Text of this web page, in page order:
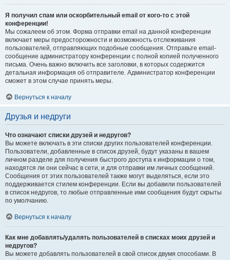
Я получил спам или оскорбительный email от кого-то с этой
конференции!
Мы сожалеем об этом. Форма отправки email на данной конференции
включает меры предосторожности и возможность отслеживания
пользователей, отправляющих подобные сообщения. Отправьте email-
сообщение администратору конференции с полной копией полученного
письма. Очень важно включить все заголовки, в которых содержится
детальная информация об отправителе. Администратор конференции
сможет в этом случае принять меры.
Вернуться к началу
Друзья и недруги
Что означают списки друзей и недругов?
Вы можете включать в эти списки других пользователей конференции.
Пользователи, добавленные в список друзей, будут указаны в вашем
личном разделе для получения быстрого доступа к информации о том,
находятся ли они сейчас в сети, и для отправки им личных сообщений.
Сообщения от этих пользователей также могут выделяться, если это
поддерживается стилем конференции. Если вы добавили пользователей
в список недругов, то любые отправленные ими сообщения будут скрыты
по умолчанию.
Вернуться к началу
Как мне добавлять/удалять пользователей в списках моих друзей и
недругов?
Вы можете добавлять пользователей в свой список двумя способами. В